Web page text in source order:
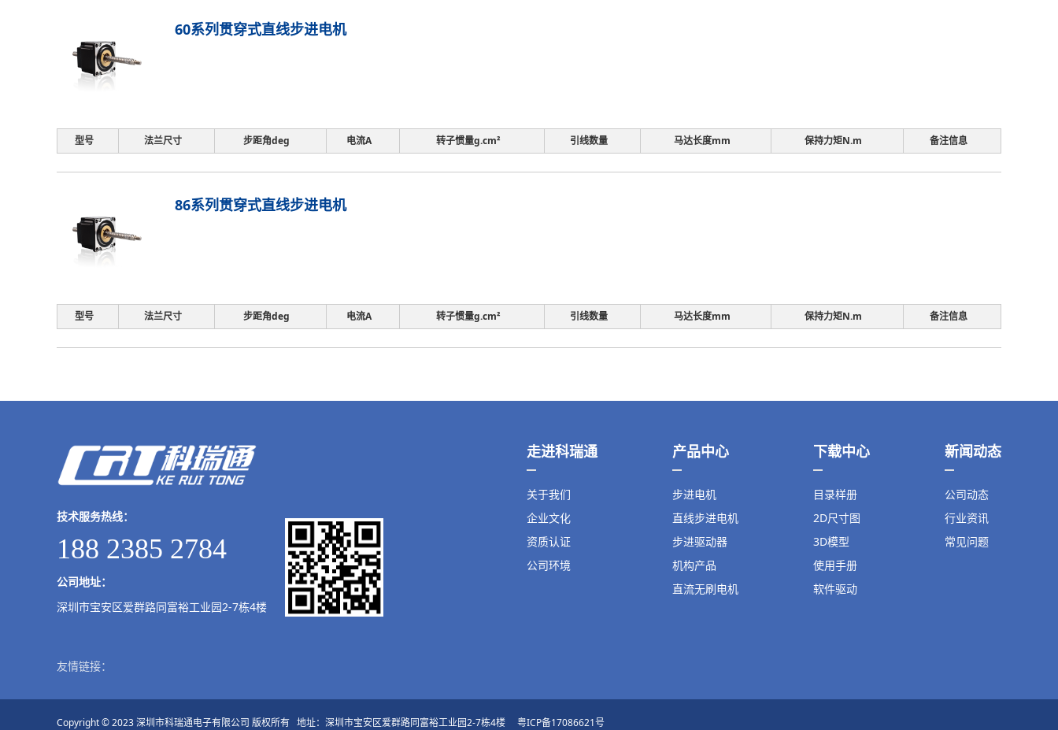
60系列贯穿式直线步进电机
型号 法兰尺寸 步距角deg 电流A 转子惯量g.cm² 引线数量 马达长度mm 保持力矩N.m 备注信息
86系列贯穿式直线步进电机
型号 法兰尺寸 步距角deg 电流A 转子惯量g.cm² 引线数量 马达长度mm 保持力矩N.m 备注信息
走进科瑞通
关于我们
企业文化
资质认证
公司环境
产品中心
步进电机
直线步进电机
步进驱动器
机构产品
直流无刷电机
下载中心
目录样册
2D尺寸图
3D模型
使用手册
软件驱动
新闻动态
公司动态
行业资讯
常见问题
技术服务热线：
188 2385 2784
公司地址：
深圳市宝安区爱群路同富裕工业园2-7栋4楼
友情链接：
Copyright © 2023 深圳市科瑞通电子有限公司 版权所有 地址：深圳市宝安区爱群路同富裕工业园2-7栋4楼 粤ICP备17086621号